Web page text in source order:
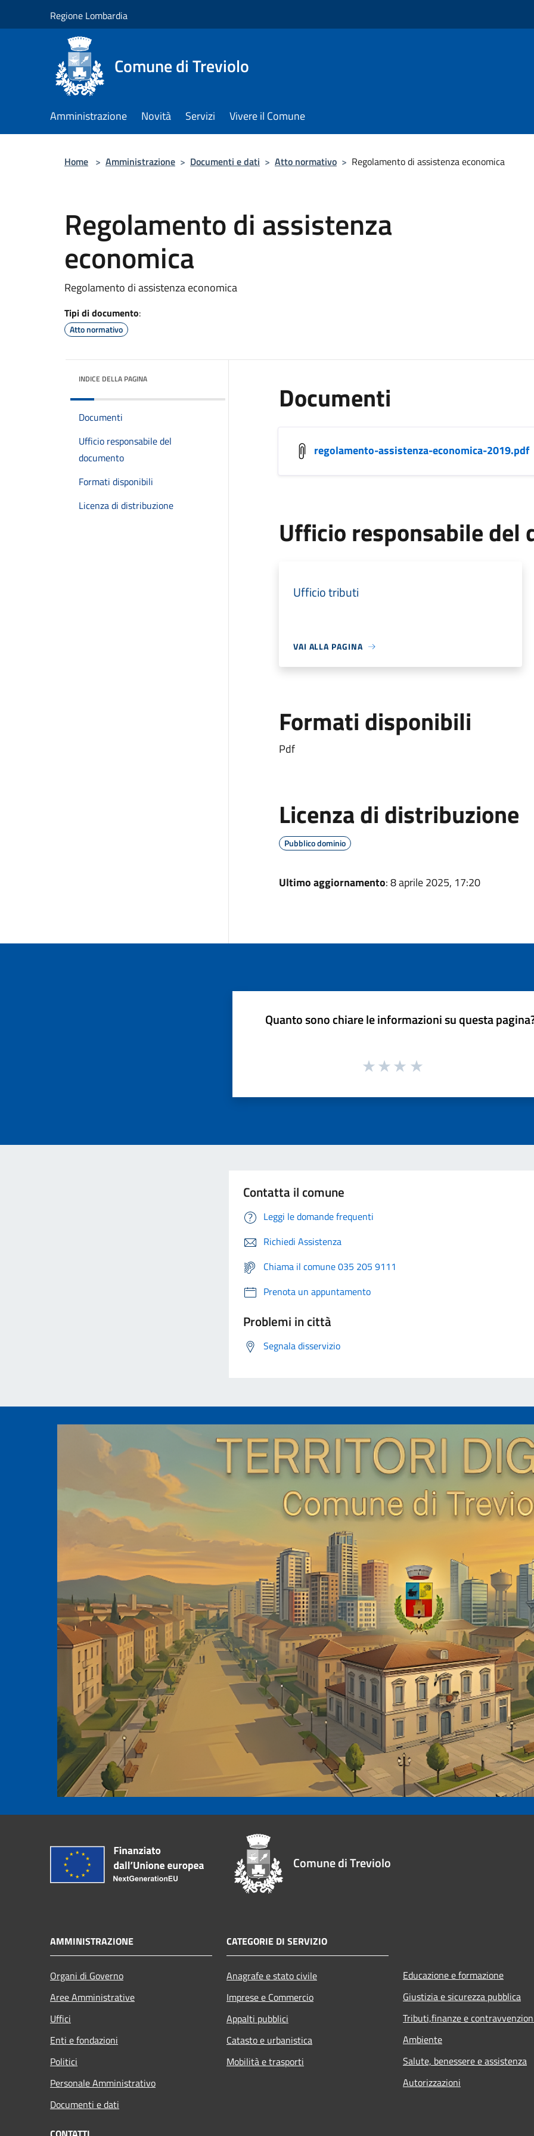
Regione Lombardia
Comune di Treviolo
Amministrazione Novità Servizi Vivere il Comune
Home > Amministrazione > Documenti e dati > Atto normativo > Regolamento di assistenza economica
Regolamento di assistenza
economica
Regolamento di assistenza economica
Tipi di documento:
Atto normativo
INDICE DELLA PAGINA
Documenti
Ufficio responsabile del
documento
Formati disponibili
Licenza di distribuzione
Documenti
regolamento-assistenza-economica-2019.pdf
Ufficio responsabile del
Ufficio tributi
VAI ALLA PAGINA
Formati disponibili
Pdf
Licenza di distribuzione
Pubblico dominio
Ultimo aggiornamento: 8 aprile 2025, 17:20
Quanto sono chiare le informazioni su questa
Contatta il comune
Leggi le domande frequenti
Richiedi Assistenza
Chiama il comune 035 205 9111
Prenota un appuntamento
Problemi in città
Segnala disservizio
Comune di Treviolo
AMMINISTRAZIONE
Organi di Governo
Aree Amministrative
Uffici
Enti e fondazioni
Politici
Personale Amministrativo
Documenti e dati
CATEGORIE DI SERVIZIO
Anagrafe e stato civile
Imprese e Commercio
Appalti pubblici
Catasto e urbanistica
Mobilità e trasporti
Educazione e formazione
Giustizia e sicurezza pubblica
Tributi,finanze e
Ambiente
Salute, benessere e assistenza
Autorizzazioni